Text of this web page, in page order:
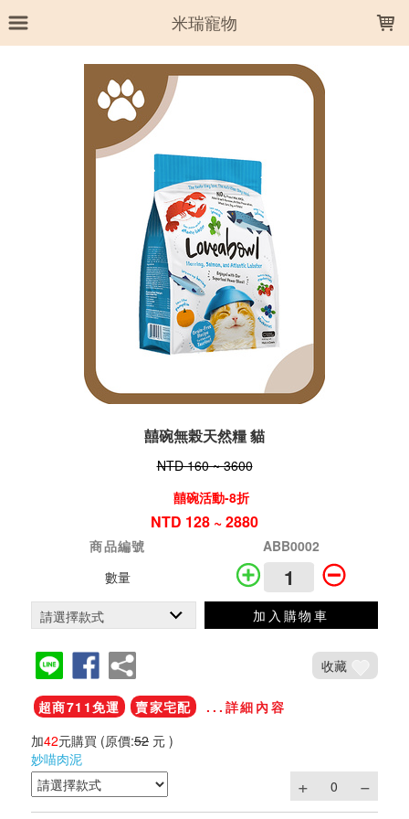
米瑞寵物
囍碗無榖天然糧 貓
NTD 160 ~ 3600
囍碗活動-8折
NTD 128 ~ 2880
商品編號
ABB0002
數量
加入購物車
收藏
超商711免運 賣家宅配
...詳細內容
加42元購買 (原價:52 元 )
妙喵肉泥